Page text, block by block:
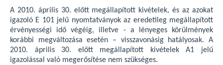
A 2010. április 30. előtt megállapított kivételek, és az azokat
igazoló E 101 jelű nyomtatványok az eredetileg megállapított
érvényességi idő végéig, illetve - a lényeges körülmények
korábbi megváltozása esetén – visszavonásig hatályosak. A
2010. április 30. előtt megállapított kivételek A1 jelű
igazolással való megerősítése nem szükséges.